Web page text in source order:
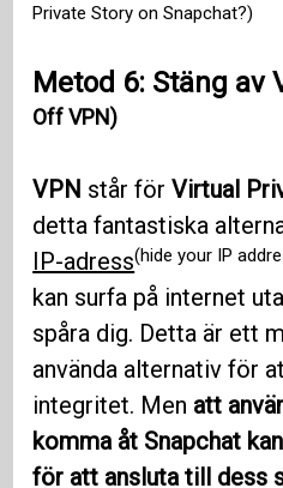
Private Story on Snapchat?)
Metod 6: Stäng av
Off VPN)
VPN står förVirtual
detta fantastiska
IP-adress(hide your IP
kan surfa på internet
spåra dig. Detta är ett
använda alternativ för
integritet. Men att
komma åt Snapchat
för att ansluta till dess